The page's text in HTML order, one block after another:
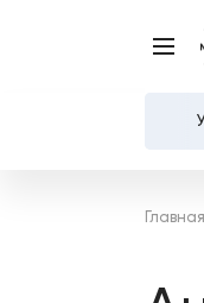
Главная